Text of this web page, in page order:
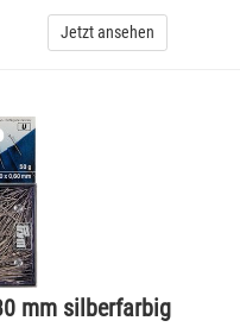
Jetzt ansehen
mm silberfarbig